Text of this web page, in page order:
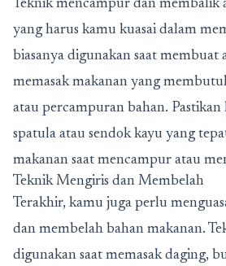
Teknik mencampur dan membalik
yang harus kamu kuasai dalam
biasanya digunakan saat membuat
memasak makanan yang
atau percampuran bahan.
spatula atau sendok kayu yang
makanan saat mencampur atau
Teknik Mengiris dan Membelah
Terakhir, kamu juga perlu
dan membelah bahan makanan.
digunakan saat memasak daging,